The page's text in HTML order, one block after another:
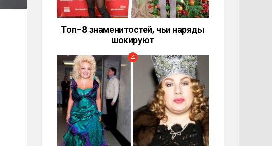
Топ-8 знаменитостей, чьи наряды
шокируют